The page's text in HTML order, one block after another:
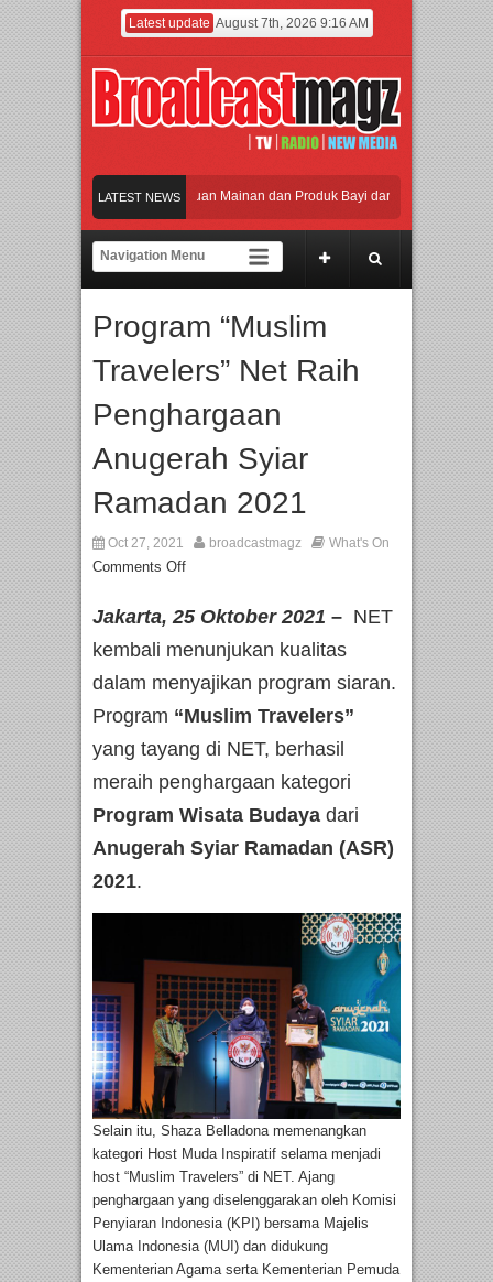
Latest update August 7th, 2026 9:16 AM
LATEST NEWS
Jakarta dengan Ribuan Mainan dan Produk Bayi dari Seluruh Dunia, IBTE
Gerbang Inovasi dan Peluang Bisnis Industri Gifts dan Housewares Asia
Perpaduan Warisan Dan Semangat Lokal, BIRKENSTOCK INDONESIA
Jakarta dengan Ribuan Mainan dan Produk Bayi dari Seluruh Dunia, IBTE
Program “Muslim
Travelers” Net Raih
Penghargaan
Anugerah Syiar
Ramadan 2021
Oct 27, 2021 broadcastmagz What's On
Comments Off
Jakarta, 25 Oktober 2021 – NET
kembali menunjukan kualitas
dalam menyajikan program siaran.
Program “Muslim Travelers”
yang tayang di NET, berhasil
meraih penghargaan kategori
Program Wisata Budaya dari
Anugerah Syiar Ramadan (ASR)
2021.
Selain itu, Shaza Belladona memenangkan
kategori Host Muda Inspiratif selama menjadi
host “Muslim Travelers” di NET. Ajang
penghargaan yang diselenggarakan oleh Komisi
Penyiaran Indonesia (KPI) bersama Majelis
Ulama Indonesia (MUI) dan didukung
Kementerian Agama serta Kementerian Pemuda